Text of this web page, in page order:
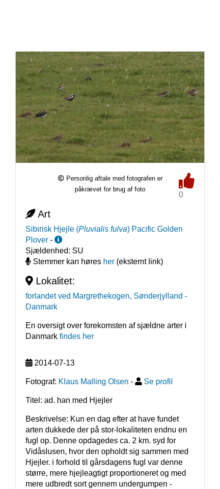
Personlig aftale med fotografen er
påkrævet for brug af foto
0
Art
Sibirisk Hjejle (Pluvialis fulva) Pacific Golden
Plover -
Sjældenhed: SU
Stemmer kan høres her(eksternt link)
Lokalitet:
forlandet ved Margrethekogen, Sønderjylland -
Danmark
En oversigt over forekomsten af sjældne arter i
Danmark findes her
2014-07-13
Fotograf: Klaus Malling Olsen - Se profil
Titel: ad. han med Hjejler
Beskrivelse: Kun en dag efter at have fundet
arten dukkede der på stor-lokaliteten endnu en
fugl op. Denne opdagedes ca. 2 km. syd for
Vidåslusen, hvor den opholdt sig sammen med
Hjejler. i forhold til gårsdagens fugl var denne
større, mere hjejleagtigt proportioneret og med
mere udbredt sort gennem undergumpen -